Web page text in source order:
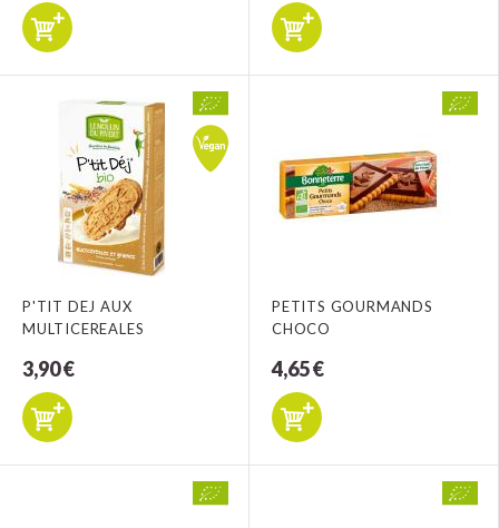
P'TIT DEJ AUX
MULTICEREALES
3,90 €
PETITS GOURMANDS
CHOCO
4,65 €